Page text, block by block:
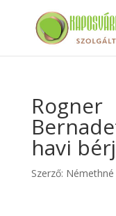
Rogner
havi
Szerző: Némethné